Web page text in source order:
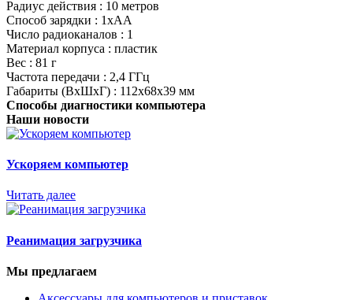
Радиус действия : 10 метров
Способ зарядки : 1xAA
Число радиоканалов : 1
Материал корпуса : пластик
Вес : 81 г
Частота передачи : 2,4 ГГц
Габариты (ВхШхГ) : 112х68х39 мм
Способы диагностики компьютера
Наши новости
Ускоряем компьютер
Читать далее
Реанимация загрузчика
Мы предлагаем